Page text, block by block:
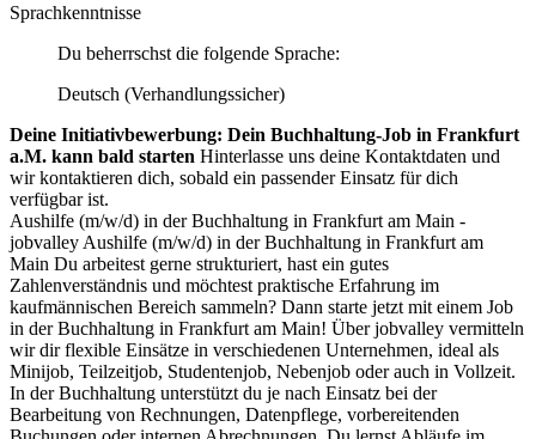
Sprachkenntnisse
Du beherrschst die folgende Sprache:
Deutsch (Verhandlungssicher)
Deine Initiativbewerbung: Dein Buchhaltung-Job in Frankfurt
a.M. kann bald starten Hinterlasse uns deine Kontaktdaten und
wir kontaktieren dich, sobald ein passender Einsatz für dich
verfügbar ist.
Aushilfe (m/w/d) in der Buchhaltung in Frankfurt am Main -
jobvalley Aushilfe (m/w/d) in der Buchhaltung in Frankfurt am
Main Du arbeitest gerne strukturiert, hast ein gutes
Zahlenverständnis und möchtest praktische Erfahrung im
kaufmännischen Bereich sammeln? Dann starte jetzt mit einem Job
in der Buchhaltung in Frankfurt am Main! Über jobvalley vermitteln
wir dir flexible Einsätze in verschiedenen Unternehmen, ideal als
Minijob, Teilzeitjob, Studentenjob, Nebenjob oder auch in Vollzeit.
In der Buchhaltung unterstützt du je nach Einsatz bei der
Bearbeitung von Rechnungen, Datenpflege, vorbereitenden